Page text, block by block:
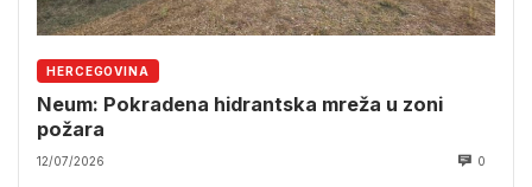
HERCEGOVINA
Neum: Pokradena hidrantska mreža u zoni
požara
12/07/2026 0